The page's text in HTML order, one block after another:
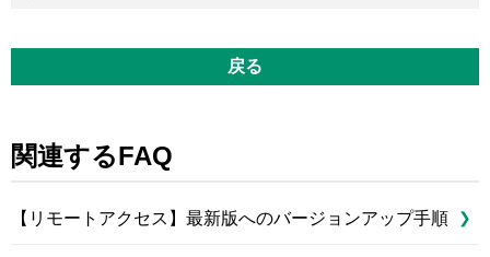
戻る
関連するFAQ
【リモートアクセス】最新版へのバージョンアップ手順